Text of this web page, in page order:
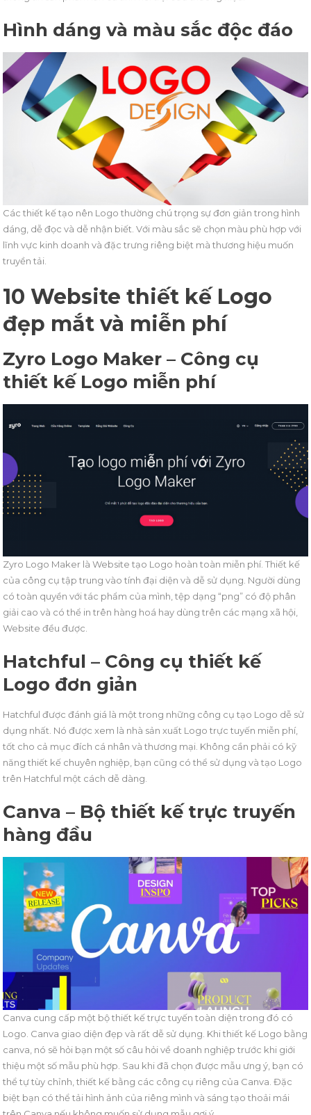
Hình dáng và màu sắc độc đáo
Các thiết kế tạo nên Logo thường chú trọng sự đơn giản trong hình
dáng, dễ đọc và dễ nhận biết. Với màu sắc sẽ chọn màu phù hợp với
lĩnh vực kinh doanh và đặc trưng riêng biệt mà thương hiệu muốn
truyền tải.
10 Website thiết kế Logo
đẹp mắt và miễn phí
Zyro Logo Maker – Công cụ
thiết kế Logo miễn phí
Zyro Logo Maker là Website tạo Logo hoàn toàn miễn phí. Thiết kế
của công cụ tập trung vào tính đại diện và dễ sử dụng. Người dùng
có toàn quyền với tác phẩm của mình, tệp dạng “png” có độ phân
giải cao và có thể in trên hàng hoá hay dùng trên các mạng xã hội,
Website đều được.
Hatchful – Công cụ thiết kế
Logo đơn giản
Hatchful được đánh giá là một trong những công cụ tạo Logo dễ sử
dụng nhất. Nó được xem là nhà sản xuất Logo trực tuyến miễn phí,
tốt cho cả mục đích cá nhân và thương mại. Không cần phải có kỹ
năng thiết kế chuyên nghiệp, bạn cũng có thể sử dụng và tạo Logo
trên Hatchful một cách dễ dàng.
Canva – Bộ thiết kế trực truyến
hàng đầu
Canva cung cấp một bộ thiết kế trực tuyến toàn diện trong đó có
Logo. Canva giao diện đẹp và rất dễ sử dụng. Khi thiết kế Logo bằng
canva, nó sẽ hỏi bạn một số câu hỏi về doanh nghiệp trước khi giới
thiệu một số mẫu phù hợp. Sau khi đã chọn được mẫu ưng ý, bạn có
thể tự tùy chỉnh, thiết kế bằng các công cụ riêng của Canva. Đặc
biệt bạn có thể tải hình ảnh của riêng mình và sáng tạo thoải mái